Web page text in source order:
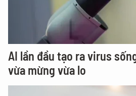
AI lần đầu tạo ra virus
vừa mừng vừa lo